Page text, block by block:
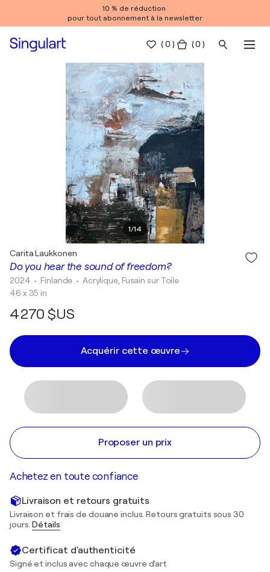
10 % de réduction
pour tout abonnement à la newsletter
(0 ) ( 0 )
1/14
Do you hear the sound of freedom?
Carita Laukkonen
2024 • Finlande • Acrylique, Fusain sur Toile
46 x 35 in
4 270 $US
Acquérir cette œuvre
Proposer un prix
Achetez en toute confiance
Livraison et retours gratuits
Livraison et frais de douane inclus. Retours gratuits sous 30
jours.Détails
Certificat d'authenticité
Signé et inclus avec chaque œuvre d'art